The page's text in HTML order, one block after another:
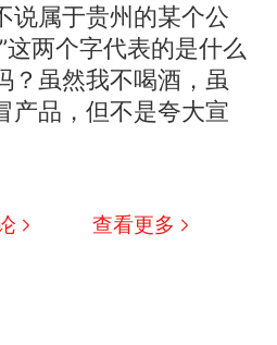
说属于贵州的某个公
这两个字代表的是什么
？虽然我不喝酒，虽
产品，但不是夸大宣
查看更多